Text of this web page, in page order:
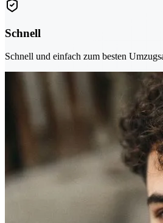
Schnell
Schnell und einfach zum besten